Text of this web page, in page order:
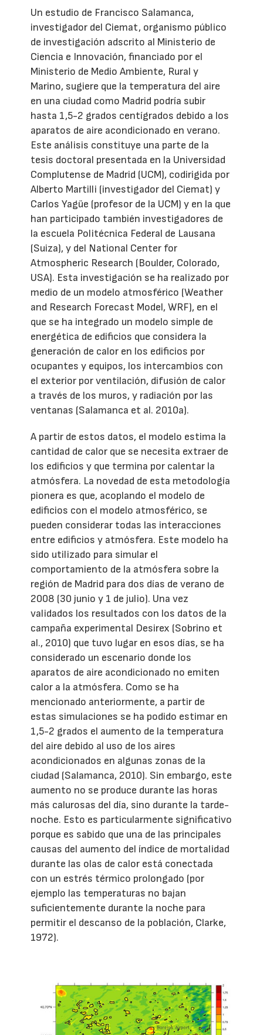
Un estudio de Francisco Salamanca,
investigador del Ciemat, organismo público
de investigación adscrito al Ministerio de
Ciencia e Innovación, financiado por el
Ministerio de Medio Ambiente, Rural y
Marino, sugiere que la temperatura del aire
en una ciudad como Madrid podría subir
hasta 1,5-2 grados centígrados debido a los
aparatos de aire acondicionado en verano.
Este análisis constituye una parte de la
tesis doctoral presentada en la Universidad
Complutense de Madrid (UCM), codirigida por
Alberto Martilli (investigador del Ciemat) y
Carlos Yagüe (profesor de la UCM) y en la que
han participado también investigadores de
la escuela Politécnica Federal de Lausana
(Suiza), y del National Center for
Atmospheric Research (Boulder, Colorado,
USA). Esta investigación se ha realizado por
medio de un modelo atmosférico (Weather
and Research Forecast Model, WRF), en el
que se ha integrado un modelo simple de
energética de edificios que considera la
generación de calor en los edificios por
ocupantes y equipos, los intercambios con
el exterior por ventilación, difusión de calor
a través de los muros, y radiación por las
ventanas (Salamanca et al. 2010a).
A partir de estos datos, el modelo estima la
cantidad de calor que se necesita extraer de
los edificios y que termina por calentar la
atmósfera. La novedad de esta metodología
pionera es que, acoplando el modelo de
edificios con el modelo atmosférico, se
pueden considerar todas las interacciones
entre edificios y atmósfera. Este modelo ha
sido utilizado para simular el
comportamiento de la atmósfera sobre la
región de Madrid para dos días de verano de
2008 (30 junio y 1 de julio). Una vez
validados los resultados con los datos de la
campaña experimental Desirex (Sobrino et
al., 2010) que tuvo lugar en esos días, se ha
considerado un escenario donde los
aparatos de aire acondicionado no emiten
calor a la atmósfera. Como se ha
mencionado anteriormente, a partir de
estas simulaciones se ha podido estimar en
1,5-2 grados el aumento de la temperatura
del aire debido al uso de los aires
acondicionados en algunas zonas de la
ciudad (Salamanca, 2010). Sin embargo, este
aumento no se produce durante las horas
más calurosas del día, sino durante la tarde-
noche. Esto es particularmente significativo
porque es sabido que una de las principales
causas del aumento del índice de mortalidad
durante las olas de calor está conectada
con un estrés térmico prolongado (por
ejemplo las temperaturas no bajan
suficientemente durante la noche para
permitir el descanso de la población, Clarke,
1972).